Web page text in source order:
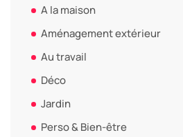
A la maison
Aménagement extérieur
Au travail
Déco
Jardin
Perso & Bien-être